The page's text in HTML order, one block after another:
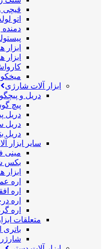
قیچی
اتو
دمنده
ابزار
ابزار آلات شارژی
دریل و
پیچ
دریل
دریل
دریل
سایر ابزار
مینی
بکس
اره
اره
اره
اره
متعلقات
باتری